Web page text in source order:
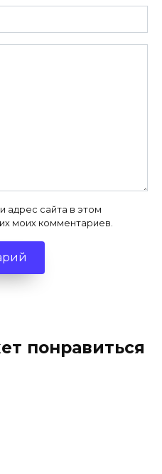
адрес сайта в этом
моих комментариев.
понравиться